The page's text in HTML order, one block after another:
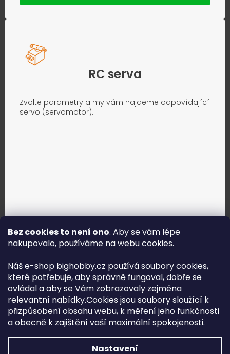
Bez cookies to není ono. Aby se vám lépe
nakupovalo, používáme na webucookies.
Náš e-shop bighobby.cz používá soubory cookies,
které potřebuje, aby správně fungoval, dobře se
ovládal a aby se Vám zobrazovaly zejména
relevantní nabídky.Cookies jsou soubory sloužící k
přizpůsobení obsahu webu, k měření jeho funkčnosti
a obecně k zajištění vaší maximální spokojenosti.
Nastavení
RC serva
Zvolte parametry a my vám najdeme odpovídající
servo (servomotor).
Jak vybrat správné servo?
Najít správné servo
Copyright (c) 2016 -2026 Big hobby.cz - všechna práva